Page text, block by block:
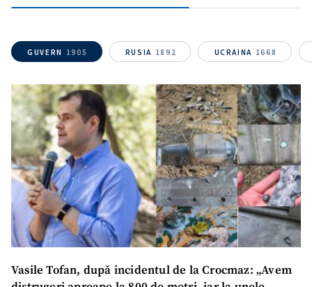
GUVERN 1905 RUSIA 1892 UCRAINA 1668
Vasile Tofan, după incidentul de la Crocmaz: „Avem